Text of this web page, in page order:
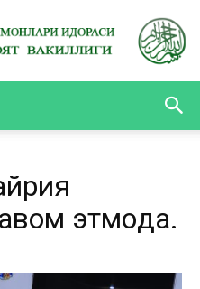
этмоқда.